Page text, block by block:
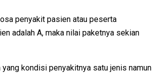
penyakit pasien atau peserta
adalah A, maka nilai paketnya sekian
kondisi penyakitnya satu jenis namun